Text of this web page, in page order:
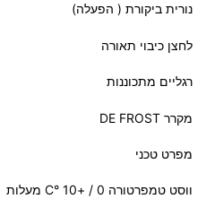
נורית ביקורת ( הפעלה)
לחצן כיבוי תאורה
רגליים מתכוננות
מקרר DE FROST
מפרט טכני
ווסט טמפרטורה 0 / +10 °C מעלות